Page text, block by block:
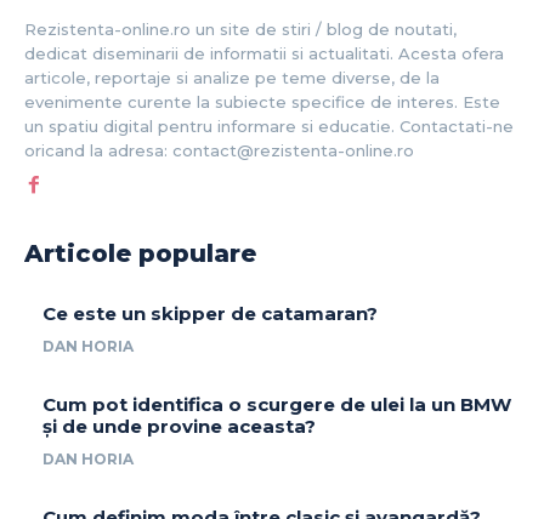
Rezistenta-online.ro un site de stiri / blog de noutati,
dedicat diseminarii de informatii si actualitati. Acesta ofera
articole, reportaje si analize pe teme diverse, de la
evenimente curente la subiecte specifice de interes. Este
un spatiu digital pentru informare si educatie. Contactati-ne
oricand la adresa: contact@rezistenta-online.ro
Articole populare
Ce este un skipper de catamaran?
DAN HORIA
Cum pot identifica o scurgere de ulei la un BMW
și de unde provine aceasta?
DAN HORIA